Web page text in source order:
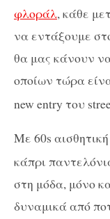
φλοράλ, κάθε
να εντάξουμε
θα μας κάνουν
οποίων τώρα
new entry του
Με 60s
κάπρι
στη μόδα, μόνο
δυναμικά από